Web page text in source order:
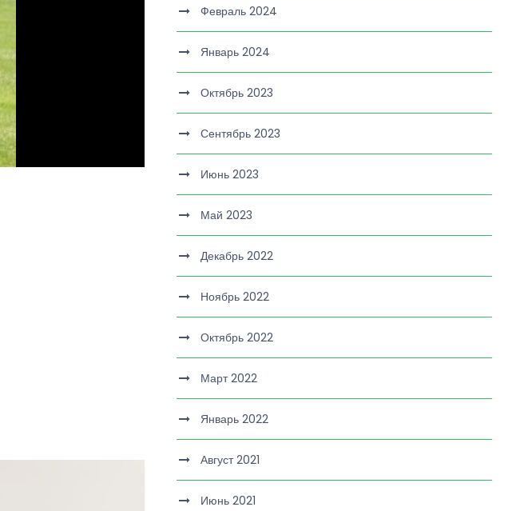
Февраль 2024
Январь 2024
Октябрь 2023
Сентябрь 2023
Июнь 2023
Май 2023
Декабрь 2022
Ноябрь 2022
Октябрь 2022
Март 2022
Январь 2022
Август 2021
Июнь 2021